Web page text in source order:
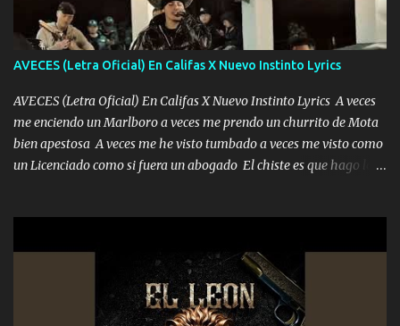
cantamos y por ti nos embriagamos Quién sabe qué será de mí si
contigo fui muy feliz a lo mejor no lloró pero muy en el fondo te
adoro
AVECES (Letra Oficial) En Califas X Nuevo Instinto Lyrics
AVECES (Letra Oficial) En Califas X Nuevo Instinto Lyrics A veces
me enciendo un Marlboro a veces me prendo un churrito de Mota
bien apestosa A veces me he visto tumbado a veces me visto como
un Licenciado como si fuera un abogado El chiste es que hago lo
corriente no quieren verte subir de level trucha mis plebes Música
A veces me pongo un sombrero a veces me ven la cachucha de lado
con la mirada siempre en alto A veces me fajó una super o a veces
me fajó una Glock siempre armado todas las generaciones yo